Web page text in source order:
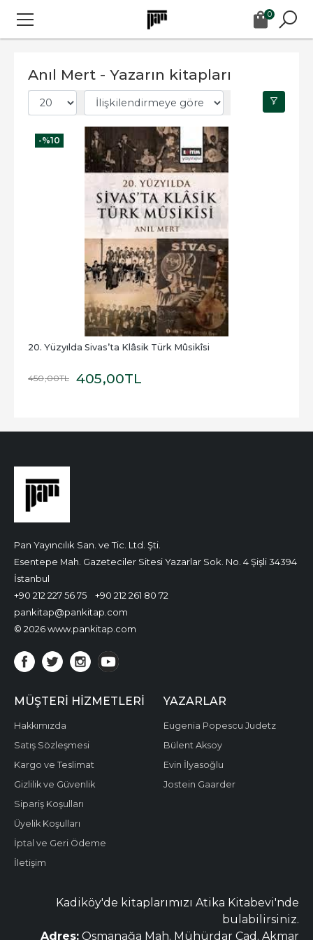
0
Anıl Mert - Yazarın kitapları
-%10
20. Yüzyılda Sivas’ta Klâsik Türk Mûsikîsi
450,00TL 405,00TL
Pan Yayıncılık San. ve Tic. Ltd. Şti.
Esentepe Mah. Gazeteciler Sitesi Yazarlar Sok. No. 4 Şişli 34394
İstanbul
+90 212 227 56 75
+90 212 261 80 72
pankitap@pankitap.com
© 2026 www.pankitap.com
MÜŞTERI HIZMETLERI
Hakkımızda
Satış Sözleşmesi
Kargo ve Teslimat
Gizlilik ve Güvenlik
Sipariş Koşulları
Üyelik Koşulları
İptal ve Geri Ödeme
İletişim
YAZARLAR
Eugenia Popescu Judetz
Bülent Aksoy
Evin İlyasoğlu
Jostein Gaarder
Kadiköy'de kitaplarımızı Atika Kitabevi'nde
bulabilirsiniz.
Adres: Osmanağa Mah. Mühürdar Cad. Akmar